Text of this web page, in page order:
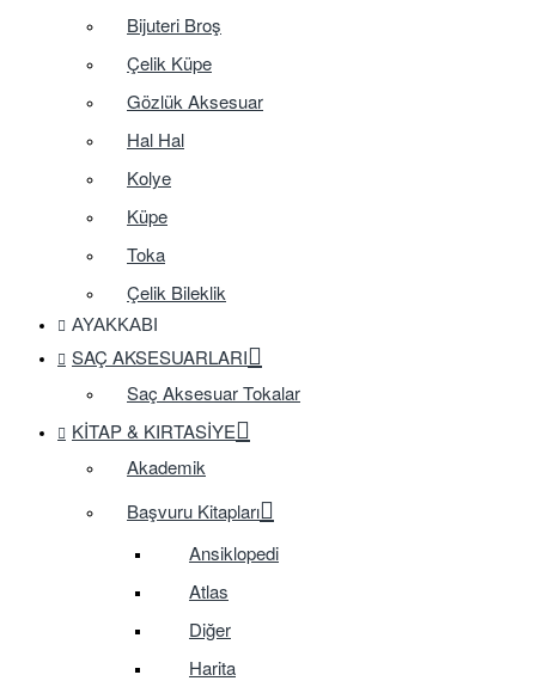
Bijuteri Broş
Çelik Küpe
Gözlük Aksesuar
Hal Hal
Kolye
Küpe
Toka
Çelik Bileklik
AYAKKABI
SAÇ AKSESUARLARI
Saç Aksesuar Tokalar
KITAP & KIRTASIYE
Akademik
Başvuru Kitapları
Ansiklopedi
Atlas
Diğer
Harita